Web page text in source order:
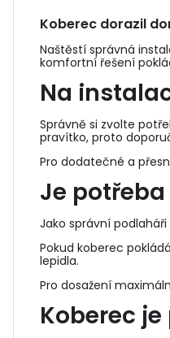
Koberec dorazil
Naštěstí správná
komfortní řešení
Na
Správně si zvolte
pravítko, proto
Pro dodatečné a
Je
Jako správní
Pokud koberec
lepidla.
Pro dosažení
Koberec